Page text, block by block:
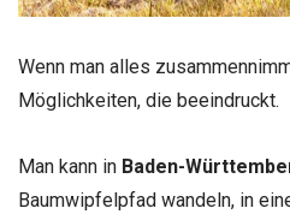
Wenn man alles
Möglichkeiten, die beeindruckt.
Man kann in Baden-
Baumwipfelpfad wandeln, in